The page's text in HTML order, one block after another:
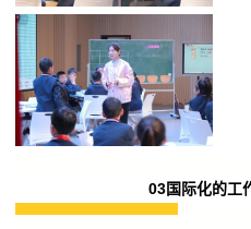
03国际化的工